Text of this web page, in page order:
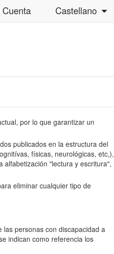
Cuenta Castellano
por lo que garantizar un
publicados en la estructura del
físicas, neurológicas, etc,),
alfabetización "lectura y escritura",
eliminar cualquier tipo de
las personas con discapacidad a
indican como referencia los